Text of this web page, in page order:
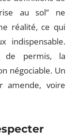
au sol” ne
réalité, ce qui
indispensable.
de permis, la
négociable. Un
amende, voire